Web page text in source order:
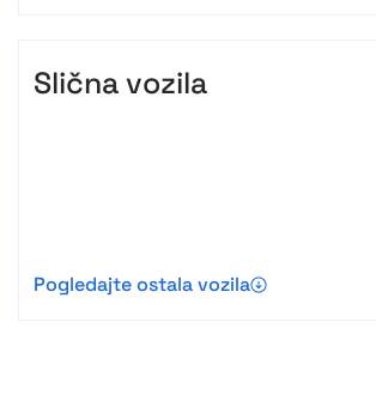
Slična vozila
Pogledajte ostala vozila